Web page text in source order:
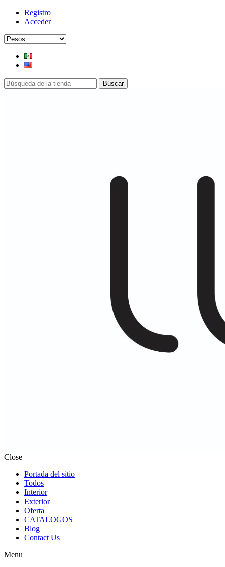
Registro
Acceder
Búscar
Close
Portada del sitio
Todos
Interior
Exterior
Oferta
CATALOGOS
Blog
Contact Us
Menu